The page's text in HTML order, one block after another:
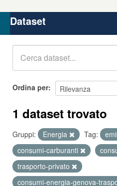
Organizzazioni
Gruppi
Dataset
Ordina per
1 dataset trovato
Gruppi: Energia Tag:
consumi-carburanti
trasporto-privato
consumi-energia-genova-